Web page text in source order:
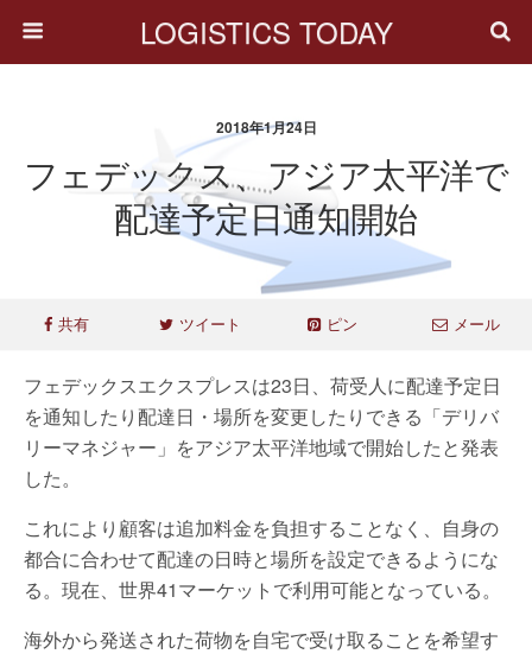
LOGISTICS TODAY
2018年1月24日
フェデックス、アジア太平洋で
配達予定日通知開始
共有 ツイート ピン メール
フェデックスエクスプレスは23日、荷受人に配達予定日
を通知したり配達日・場所を変更したりできる「デリバ
リーマネジャー」をアジア太平洋地域で開始したと発表
した。
これにより顧客は追加料金を負担することなく、自身の
都合に合わせて配達の日時と場所を設定できるようにな
る。現在、世界41マーケットで利用可能となっている。
海外から発送された荷物を自宅で受け取ることを希望す